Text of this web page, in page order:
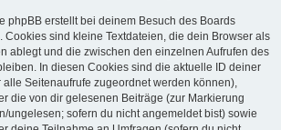
phpBB erstellt bei deinem Besuch des Boards
Cookies sind kleine Textdateien, die dein Browser als
ablegt und die zwischen den einzelnen Aufrufen des
In diesen Cookies sind die aktuelle ID deiner
alle Seitenaufrufe zugeordnet werden können),
die von dir gelesenen Beiträge (zur Markierung
ungelesen; sofern du nicht angemeldet bist) sowie